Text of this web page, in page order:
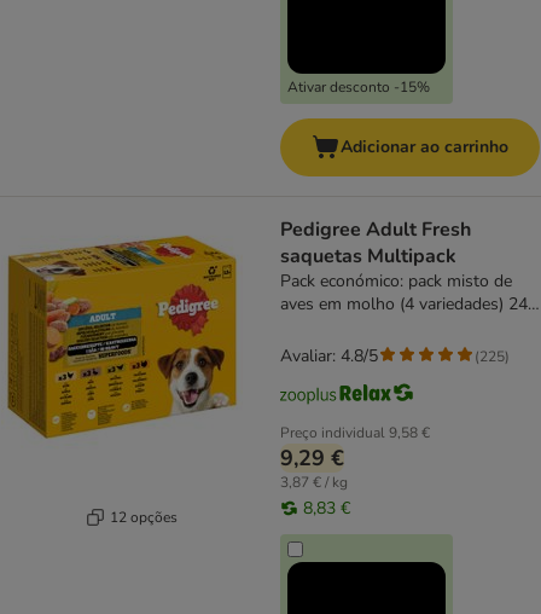
Ativar desconto -15%
Adicionar ao carrinho
12 opções
Pedigree Adult Fresh
saquetas Multipack
Pack económico: pack misto de
aves em molho (4 variedades) 24
Preço individual9,58 €
9,29 €
3,87 € / kg
8,83 €
Avaliar: 4.8/5 (225)